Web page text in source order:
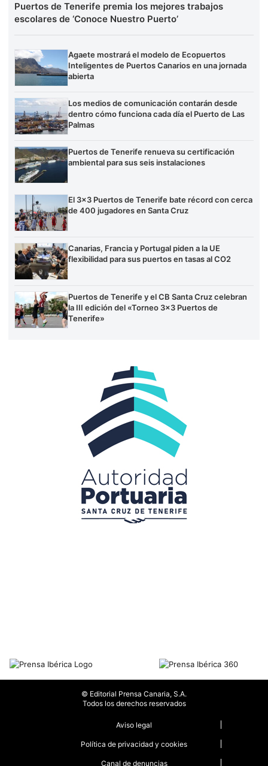
Puertos de Tenerife premia los mejores trabajos
escolares de ‘Conoce Nuestro Puerto’
Agaete mostrará el modelo de Ecopuertos
Inteligentes de Puertos Canarios en una jornada
abierta
Los medios de comunicación contarán desde
dentro cómo funciona cada día el Puerto de Las
Palmas
Puertos de Tenerife renueva su certificación
ambiental para sus seis instalaciones
El 3×3 Puertos de Tenerife bate récord con cerca
de 400 jugadores en Santa Cruz
Canarias, Francia y Portugal piden a la UE
flexibilidad para sus puertos en tasas al CO2
Puertos de Tenerife y el CB Santa Cruz celebran
la III edición del «Torneo 3×3 Puertos de
Tenerife»
© Editorial Prensa Canaria, S.A.
Todos los derechos reservados
Aviso legal
Política de privacidad y cookies
Canal de denuncias